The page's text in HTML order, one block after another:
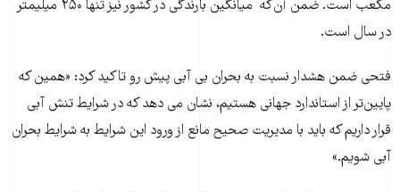
مکعب است. ضمن آن‌که میانگین بارندگی در کشور نیز تنها ۲۵۰ میلیمتر
در سال است.
فتحی ضمن هشدار نسبت به بحران بی آبی پیش رو تاکید کرد: «همین که
پایین‌تر از استاندارد جهانی هستیم، نشان می دهد که در شرایط تنش آبی
قرار داریم که باید با مدیریت صحیح مانع از ورود این شرایط به شرایط بحران
آبی شویم.»